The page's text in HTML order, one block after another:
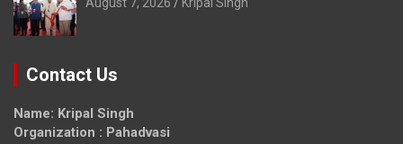
Contact Us
Name: Kripal Singh
Organization : Pahadvasi